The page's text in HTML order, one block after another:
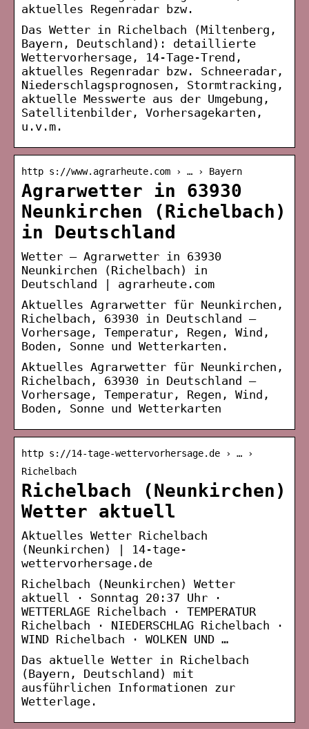
aktuelles Regenradar bzw.
Das Wetter in Richelbach (Miltenberg,
Bayern, Deutschland): detaillierte
Wettervorhersage, 14-Tage-Trend,
aktuelles Regenradar bzw. Schneeradar,
Niederschlagsprognosen, Stormtracking,
aktuelle Messwerte aus der Umgebung,
Satellitenbilder, Vorhersagekarten,
u.v.m.
http s://www.agrarheute.com › … › Bayern
Agrarwetter in 63930
Neunkirchen (Richelbach)
in Deutschland
Wetter – Agrarwetter in 63930
Neunkirchen (Richelbach) in
Deutschland | agrarheute.com
Aktuelles Agrarwetter für Neunkirchen,
Richelbach, 63930 in Deutschland –
Vorhersage, Temperatur, Regen, Wind,
Boden, Sonne und Wetterkarten.
Aktuelles Agrarwetter für Neunkirchen,
Richelbach, 63930 in Deutschland –
Vorhersage, Temperatur, Regen, Wind,
Boden, Sonne und Wetterkarten
http s://14-tage-wettervorhersage.de › … ›
Richelbach
Richelbach (Neunkirchen)
Wetter aktuell
Aktuelles Wetter Richelbach
(Neunkirchen) | 14-tage-
wettervorhersage.de
Richelbach (Neunkirchen) Wetter
aktuell · Sonntag 20:37 Uhr ·
WETTERLAGE Richelbach · TEMPERATUR
Richelbach · NIEDERSCHLAG Richelbach ·
WIND Richelbach · WOLKEN UND …
Das aktuelle Wetter in Richelbach
(Bayern, Deutschland) mit
ausführlichen Informationen zur
Wetterlage.